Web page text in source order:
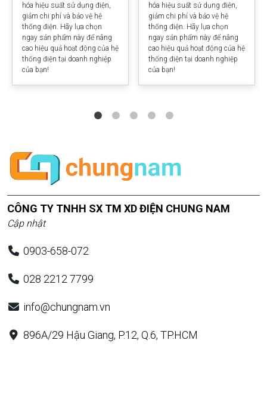
hóa hiệu suất sử dụng điện,
giảm chi phí và bảo vệ hệ
thống điện. Hãy lựa chọn
ngay sản phẩm này để nâng
cao hiệu quả hoạt động của hệ
thống điện tại doanh nghiệp
của bạn!
hóa hiệu suất sử dụng điện,
giảm chi phí và bảo vệ hệ
thống điện. Hãy lựa chọn
ngay sản phẩm này để nâng
cao hiệu quả hoạt động của hệ
thống điện tại doanh nghiệp
của bạn!
CÔNG TY TNHH SX TM XD ĐIỆN CHUNG NAM
Cập nhật
0903-658-072
028 2212 7799
info@chungnam.vn
896A/29 Hậu Giang, P.12, Q.6, TP.HCM